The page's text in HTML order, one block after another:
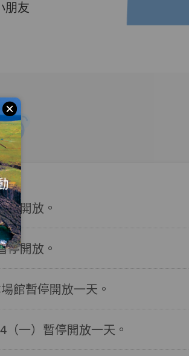
朋友
停開放。
停開放。
館暫停開放一天。
（一）暫停開放一天。